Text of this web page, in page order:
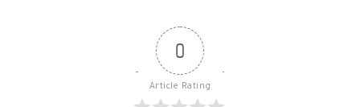
0
Article Rating